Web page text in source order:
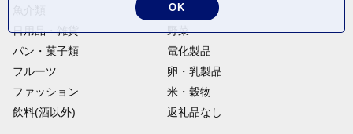
麺類
日用品・雑貨
野菜
パン・菓子類
電化製品
フルーツ
卵・乳製品
ファッション
米・穀物
飲料(酒以外)
返礼品なし
OK